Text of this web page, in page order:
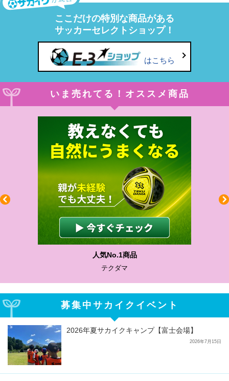
ここだけの特別な商品がある
サッカーセレクトショップ！
はこちら
いま売れてる！オススメ商品
わかりやすい質問に沿って書ける
サカイクサッカーノート
募集中サカイクイベント
2026年夏サカイクキャンプ【富士会場】
2026年7月15日